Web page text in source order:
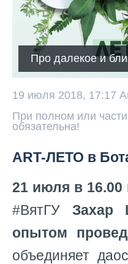
Про далекое и
19 июля 2018, 17:17
При полном или
обязательна!
ART-ЛЕТО в
21 июля в 16.00
#ВятГУ Захар
опытом
объединяет